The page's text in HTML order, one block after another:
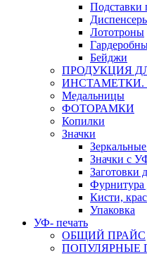
Подставки
Лототроны
Бейджи
ПРОДУКЦИЯ
ИНСТАМЕТКИ.
Медальницы
ФОТОРАМКИ
Копилки
Значки
Значки с
Заготовки
Фурнитура
Кисти,
Упаковка
УФ- печать
ОБЩИЙ ПРАЙС
ПОПУЛЯРНЫЕ